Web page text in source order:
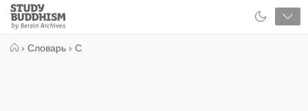
Close
Study
Buddhism
› Словарь › С